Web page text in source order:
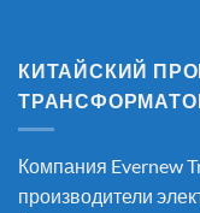
КИТАЙСКИЙ
Компания Evernew
производители